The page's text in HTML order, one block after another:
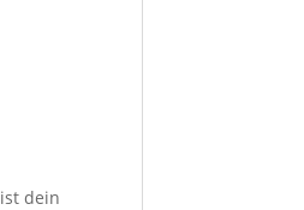
ist dein